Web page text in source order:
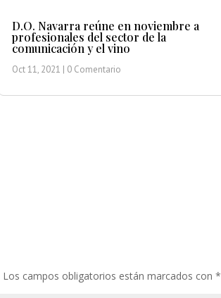
D.O. Navarra reúne en noviembre a
profesionales del sector de la
comunicación y el vino
Oct 11, 2021 | 0 Comentario
Los campos obligatorios están marcados con*